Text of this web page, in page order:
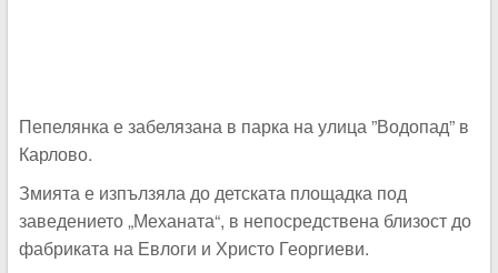
Пепелянка е забелязана в парка на улица ”Водопад” в
Карлово.
Змията е изпълзяла до детската площадка под
заведението „Механата“, в непосредствена близост до
фабриката на Евлоги и Христо Георгиеви.